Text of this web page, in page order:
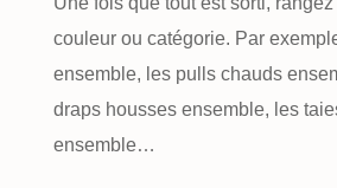
couleur ou catégorie. Par
ensemble, les pulls chauds
draps housses ensemble, les
ensemble…